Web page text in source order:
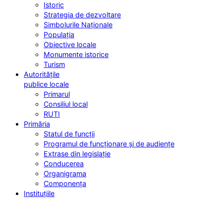
Istoric
Strategia de dezvoltare
Simbolurile Naționale
Populația
Obiective locale
Monumente istorice
Turism
Autoritățile
publice locale
Primarul
Consiliul local
RUTI
Primăria
Statul de funcții
Programul de funcționare și de audiențe
Extrase din legislație
Conducerea
Organigrama
Componența
Instituțiile